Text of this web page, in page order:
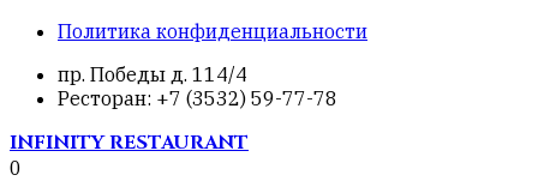
Политика конфиденциальности
пр. Победы д. 114/4
Ресторан: +7 (3532) 59-77-78
INFINITYRESTAURANT
0